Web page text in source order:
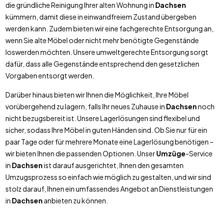
die gründliche Reinigung Ihrer alten Wohnung in Dachsen
kümmern, damit diese in einwandfreiem Zustand übergeben
werden kann. Zudem bieten wir eine fachgerechte Entsorgung an,
wenn Sie alte Möbel oder nicht mehr benötigte Gegenstände
loswerden möchten. Unsere umweltgerechte Entsorgung sorgt
dafür, dass alle Gegenstände entsprechend den gesetzlichen
Vorgaben entsorgt werden.
Darüber hinaus bieten wir Ihnen die Möglichkeit, Ihre Möbel
vorübergehend zu lagern, falls Ihr neues Zuhause in Dachsennoch
nicht bezugsbereit ist. Unsere Lagerlösungen sind flexibel und
sicher, sodass Ihre Möbel in guten Händen sind. Ob Sie nur für ein
paar Tage oder für mehrere Monate eine Lagerlösung benötigen –
wir bieten Ihnen die passenden Optionen. UnserUmzüge-Service
in Dachsenist darauf ausgerichtet, Ihnen den gesamten
Umzugsprozess so einfach wie möglich zu gestalten, und wir sind
stolz darauf, Ihnen ein umfassendes Angebot an Dienstleistungen
in Dachsen anbieten zu können.